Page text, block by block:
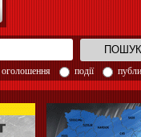
оголошення події